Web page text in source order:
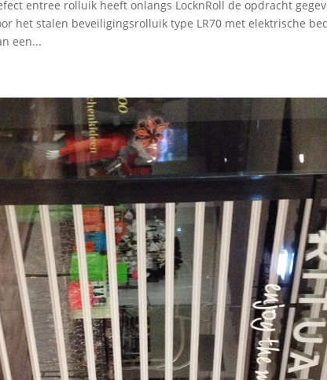
entree rolluik heeft onlangs LocknRoll de opdracht
het stalen beveiligingsrolluik type LR70 met elektrische
een...